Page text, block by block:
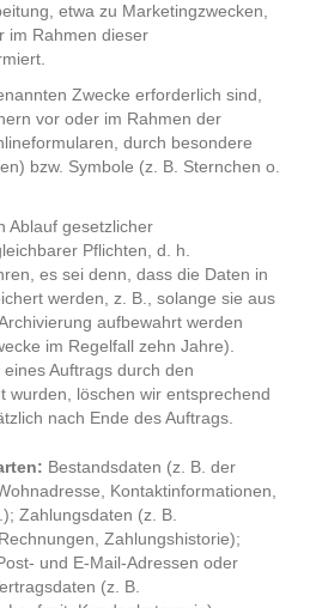
etwa zu Marketingzwecken,
im Rahmen dieser
Zwecke erforderlich sind,
vor oder im Rahmen der
durch besondere
bzw. Symbole (z. B. Sternchen o.
Ablauf gesetzlicher
Pflichten, d. h.
es sei denn, dass die Daten in
werden, z. B., solange sie aus
aufbewahrt werden
im Regelfall zehn Jahre).
Auftrags durch den
wurden, löschen wir entsprechend
nach Ende des Auftrags.
Bestandsdaten (z. B. der
Kontaktinformationen,
Zahlungsdaten (z. B.
Zahlungshistorie);
und E-Mail-Adressen oder
(z. B.